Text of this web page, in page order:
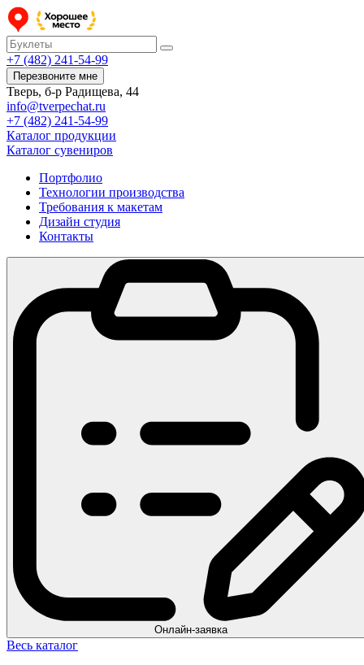
+7 (482) 241-54-99
Перезвоните мне
Тверь, б-р Радищева, 44
info@tverpechat.ru
+7 (482) 241-54-99
Каталог продукции
Каталог сувениров
Портфолио
Технологии производства
Требования к макетам
Дизайн студия
Контакты
Онлайн-заявка
Весь каталог